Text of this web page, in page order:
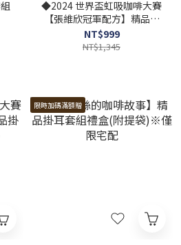
◆2024 世界盃虹吸咖啡大賽
【張維欣冠軍配方】精品掛
耳咖啡+蝶語千層禮盒(附提
繩)※僅限台灣本島宅配
NT$999
NT$1,345
限時加碼滿額贈